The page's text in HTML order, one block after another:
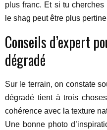
plus franc. Et si tu
le shag peut être plus
Conseils d’expert
dégradé
Sur le terrain, on constate
dégradé tient à trois
cohérence avec la texture
Une bonne photo